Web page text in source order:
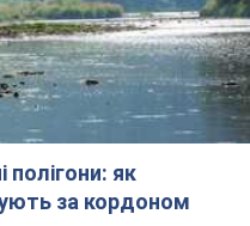
полігони: як
за кордоном